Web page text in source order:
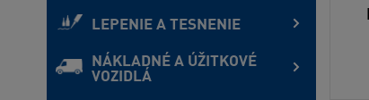
LEPENIE A TESNENIE
NÁKLADNÉ A ÚŽITKOVÉ
VOZIDLÁ